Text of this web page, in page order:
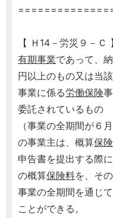
【 Ｈ14－労災９－Ｃ 】
有期事業であって、
円以上のもの又は当該
事業に係る労働保険
委託されているもの
（事業の全期間が６
の事業主は、概算保
申告書を提出する際に
の概算保険料を、その
事業の全期間を通じ
ことができる。